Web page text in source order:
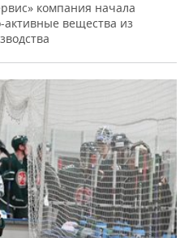
компания начала
активные вещества из